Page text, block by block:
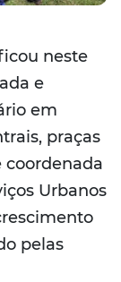
neste
e
em
praças
coordenada
Urbanos
pelas